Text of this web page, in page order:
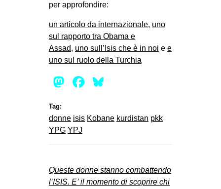
per approfondire:
un articolo da internazionale, uno
sul rapporto tra Obama e
Assad, uno sull’Isis che è in noi e e
uno sul ruolo della Turchia
Mastodon
Facebook
Tag:
donne isis Kobane kurdistan pkk
YPG YPJ
Queste donne stanno combattendo
l’ISIS. E’ il momento di scoprire chi